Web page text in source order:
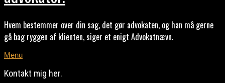
Hvem bestemmer over din sag, det gør advokaten, og han må gerne
gå bag ryggen af klienten, siger et enigt Advokatnævn.
Menu
Kontakt mig her.